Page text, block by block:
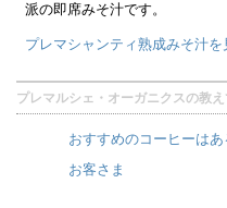
派の即席みそ汁です。
プレマシャンティ熟成みそ汁を
プレマルシェ・オーガニクスの教え
おすすめのコーヒーは
お客さま